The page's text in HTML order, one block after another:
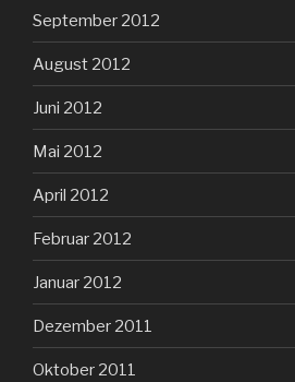
September 2012
August 2012
Juni 2012
Mai 2012
April 2012
Februar 2012
Januar 2012
Dezember 2011
Oktober 2011